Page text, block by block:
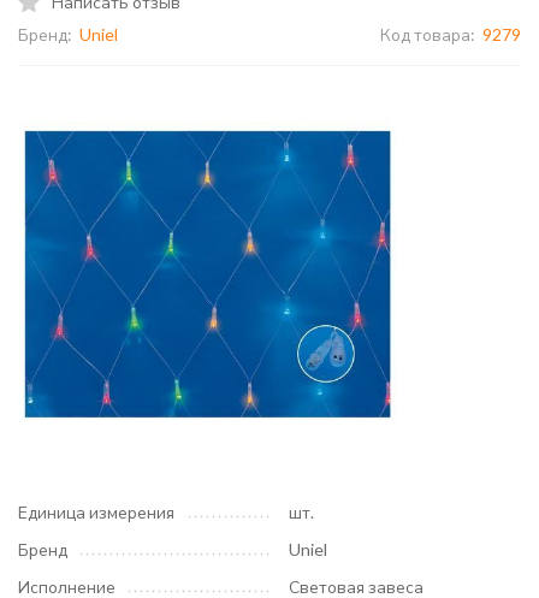
Бренд: Uniel Код товара: 9279
Единица измерения
шт.
Бренд
Uniel
Исполнение
Световая завеса